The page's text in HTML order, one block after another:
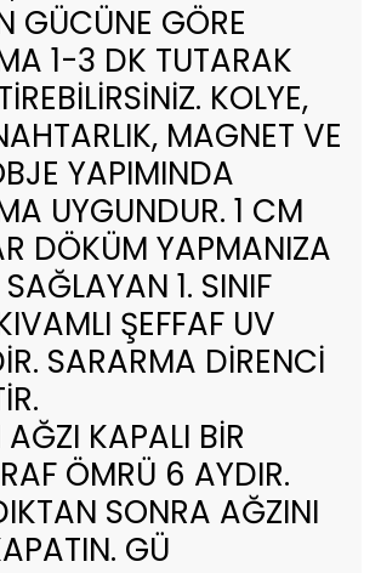
GÜCÜNE GÖRE
1-3 DK TUTARAK
KOLYE,
MAGNET VE
YAPIMINDA
UYGUNDUR. 1 CM
DÖKÜM YAPMANIZA
1. SINIF
ŞEFFAF UV
SARARMA DİRENCİ
AĞZI KAPALI BİR
ÖMRÜ 6 AYDIR.
SONRA AĞZINI
GÜ